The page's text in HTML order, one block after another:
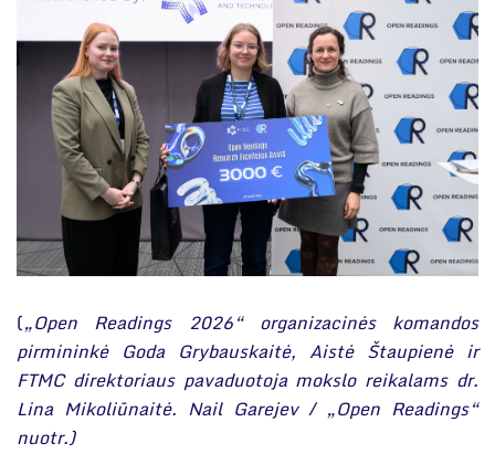
(„Open Readings 2026“ organizacinės komandos
pirmininkė Goda Grybauskaitė, Aistė Štaupienė ir
FTMC direktoriaus pavaduotoja mokslo reikalams dr.
Lina Mikoliūnaitė. Nail Garejev / „Open Readings“
nuotr.)